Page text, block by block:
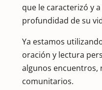
que le caracterizó y
profundidad de su
Ya estamos
oración y lectura
algunos encuentros,
comunitarios.